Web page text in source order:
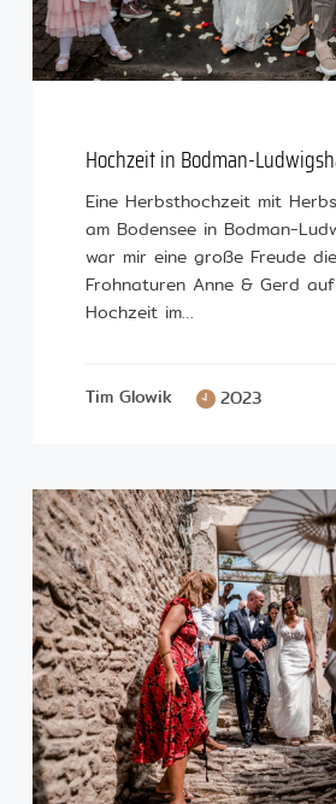
Hochzeit in Bodman-
Eine Herbsthochzeit mit
am Bodensee in Bodman-
war mir eine große Freude
Frohnaturen Anne & Gerd
Hochzeit im…
Tim Glowik 2023